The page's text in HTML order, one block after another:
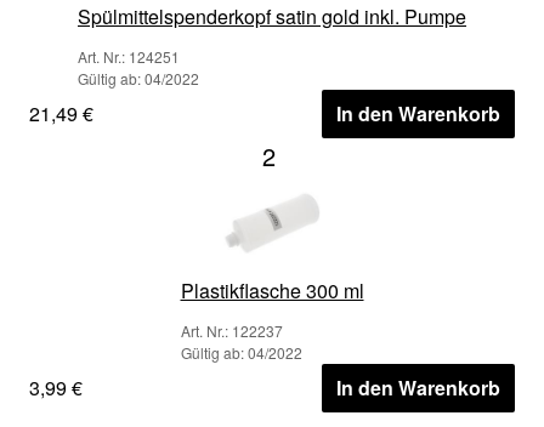
Spülmittelspenderkopf satin gold inkl. Pumpe
Art. Nr.: 124251
Gültig ab: 04/2022
21,49 € In den Warenkorb
2
Plastikflasche 300 ml
Art. Nr.: 122237
Gültig ab: 04/2022
3,99 € In den Warenkorb